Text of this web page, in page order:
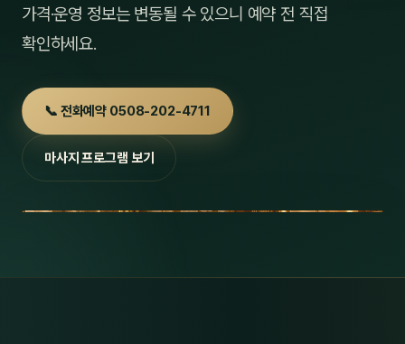
전남
홈타
가격·운영 정보는 변동될 수 있으니 예약 전 직접
확인하세요.
📞 전화예약 0508-202-4711
마사지 프로그램 보기